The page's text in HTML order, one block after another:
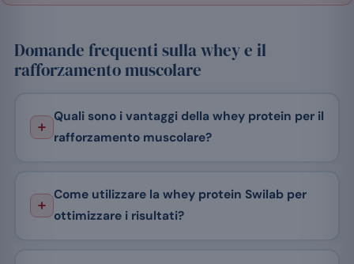
Domande frequenti sulla whey e il
rafforzamento muscolare
Quali sono i vantaggi della whey protein per il
rafforzamento muscolare?
Come utilizzare la whey protein Swilab per
ottimizzare i risultati?